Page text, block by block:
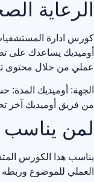
الرعاية
كورس ادارة
أوميديك يساعدك على
عملي من خلال محتوى
الجهة: أوميديك المدة:
من فريق أوميديك آخر
لمن
يناسب هذا الكورس
العملي للموضوع